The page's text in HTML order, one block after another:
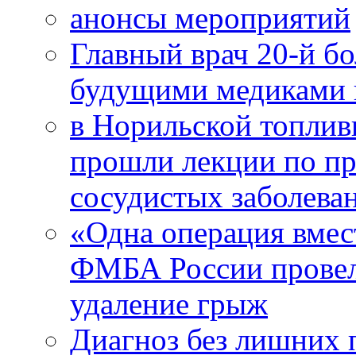
анонсы мероприятий
Главный врач 20-й
будущими медиками
в Норильской
прошли лекции по
сосудистых
«Одна операция
ФМБА России
удаление грыж
Диагноз без лишних